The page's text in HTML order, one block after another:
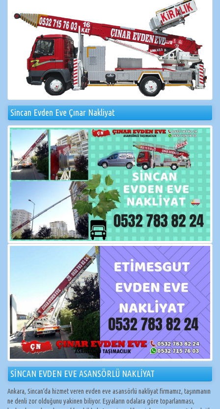
Sincan Evden Eve Çınar Nakliyat
SİNCAN EVDEN EVE ASANSÖRLÜ NAKLİYAT
Ankara, Sincan’da hizmet veren evden eve asansörlü nakliyat firmamız, taşınmanın
ne denli zor olduğunu yakinen biliyor. Eşyaların odalara göre toparlanması,